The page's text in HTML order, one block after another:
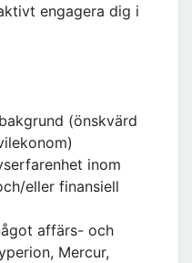
engagera dig i
(önskvärd
inom
eller finansiell
affärs- och
Mercur,